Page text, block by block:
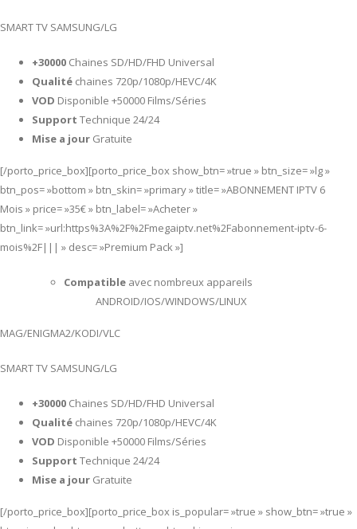
SMART TV SAMSUNG/LG
+30000 Chaines SD/HD/FHD Universal
Qualité chaines 720p/1080p/HEVC/4K
VOD Disponible +50000 Films/Séries
Support Technique 24/24
Mise a jour Gratuite
[/porto_price_box][porto_price_box show_btn= »true » btn_size= »lg »
btn_pos= »bottom » btn_skin= »primary » title= »ABONNEMENT IPTV 6
Mois » price= »35€ » btn_label= »Acheter »
btn_link= »url:https%3A%2F%2Fmegaiptv.net%2Fabonnement-iptv-6-
mois%2F||| » desc= »Premium Pack »]
Compatible avec nombreux appareils
ANDROID/IOS/WINDOWS/LINUX
MAG/ENIGMA2/KODI/VLC
SMART TV SAMSUNG/LG
+30000 Chaines SD/HD/FHD Universal
Qualité chaines 720p/1080p/HEVC/4K
VOD Disponible +50000 Films/Séries
Support Technique 24/24
Mise a jour Gratuite
[/porto_price_box][porto_price_box is_popular= »true » show_btn= »true »